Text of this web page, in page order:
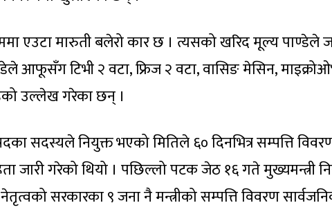
एउटा मारुती बलेरो कार छ । त्यसको खरिद मूल्य पाण्डेले
आफूसँग टिभी २ वटा, फ्रिज २ वटा, वासिङ मेसिन,
उल्लेख गरेका छन् ।
सदस्यले नियुक्त भएको मितिले ६० दिनभित्र सम्पत्ति
जारी गरेको थियो । पछिल्लो पटक जेठ १६ गते मुख्यमन्त्री
सरकारका ९ जना नै मन्त्रीको सम्पत्ति विवरण